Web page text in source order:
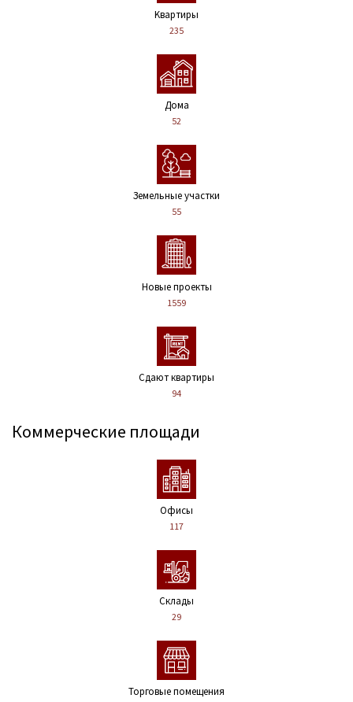
Kвартиры
235
Дома
52
Земельные участки
55
Новые проекты
1559
Сдают квартиры
94
Коммерческие площади
Офисы
117
Склады
29
Торговые помещения